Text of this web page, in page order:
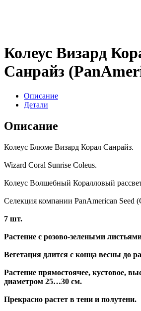
Колеус Визард
Санрайз
Описание
Детали
Описание
Колеус Блюме Визард Корал Санрайз.
Wizard Coral Sunrise Coleus.
Колеус Волшебный Коралловый
Селекция компании PanAmerican
7 шт.
Растение с розово-зелеными
Вегетация длится с конца весны до
Растение прямостоячее, кустовое,
диаметром 25…30 см.
Прекрасно растет в тени и полутени.